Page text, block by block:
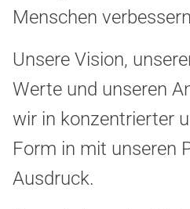
Menschen
Unsere Vision,
Werte und unseren
wir in konzentrierter
Form in mit unseren
Ausdruck.